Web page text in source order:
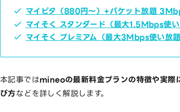
マイピタ（880円～）+パケット放題
マイそく スタンダード（最大1.5Mbps使
マイそく プレミアム（最大3Mbps使い放
本記事ではmineoの最新料金プランの特徴や実際
び方などを詳しく解説します。